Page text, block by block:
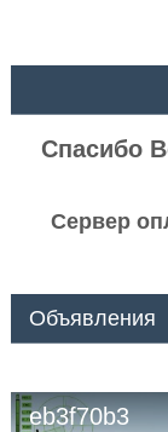
Спасибо
Сервер
Объявления
eb3f70b3